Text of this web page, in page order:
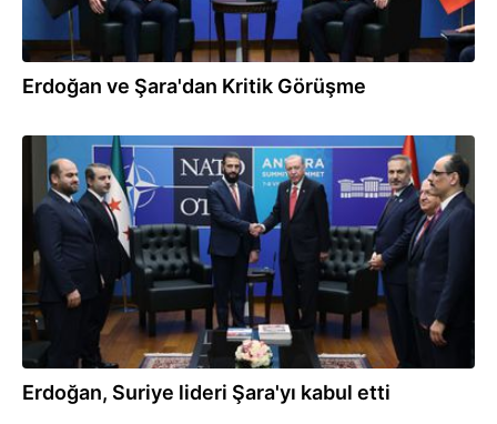
Erdoğan ve Şara'dan Kritik Görüşme
08.07.2026
Erdoğan, Suriye lideri Şara'yı kabul etti